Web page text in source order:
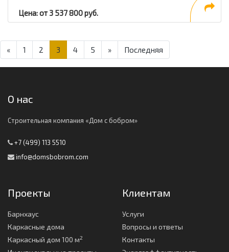
Цена: от 3 537 800 руб.
« 1 2 3 4 5 » Последняя
О нас
Строительная компания «Дом с бобром»
+7 (499) 113 5510
info@domsbobrom.com
Проекты
Барнхаус
Каркасные дома
Каркасный дом 100 м2
Клиентам
Услуги
Вопросы и ответы
Контакты